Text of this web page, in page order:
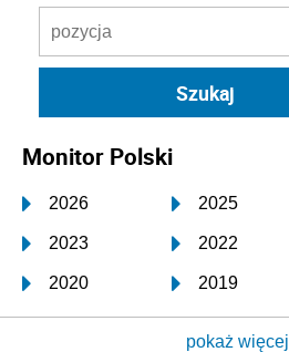
Monitor Polski
2026 2025
2023 2022
2020 2019
2017 2016
pokaż więcej